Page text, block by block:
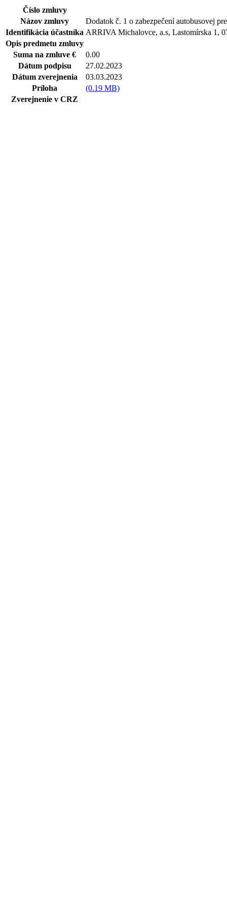
Číslo zmluvy
Názov zmluvy
Dodatok č. 1 o zabezpečení autobusovej
Identifikácia účastníka ARRIVA Michalovce, a.s, Lastomírska 1,
Opis predmetu zmluvy
Suma na zmluve €
0.00
Dátum podpisu
27.02.2023
Dátum zverejnenia
03.03.2023
Príloha
(0.19 MB)
Zverejnenie v CRZ